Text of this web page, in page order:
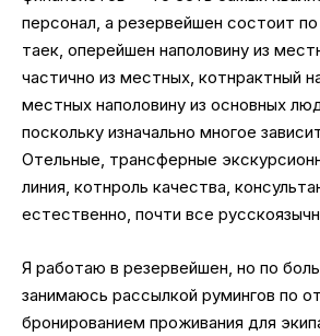
персонал, а резервейшен состоит
таек, оперейшен наполовину из
частично из местных, котнрактный
местных наполовину из основных
поскольку изначально многое
Отельные, трансферные
линия, котнроль качества,
естественно, почти все
Я работаю в резервейшен, но по
занимаюсь рассылкой румингов по
бронированием проживания для